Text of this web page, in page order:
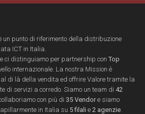
un punto di riferimento della distribuzione
ICT in Italia.
ci distinguiamo per partnership con Top
internazionale. La nostra Mission è
di là della vendita ed offrire Valore tramite la
di servizi a corredo. Siamo un team di 42
collaboriamo con più di 35 Vendore siamo
in Italia su 5 filali e 2 agenzie